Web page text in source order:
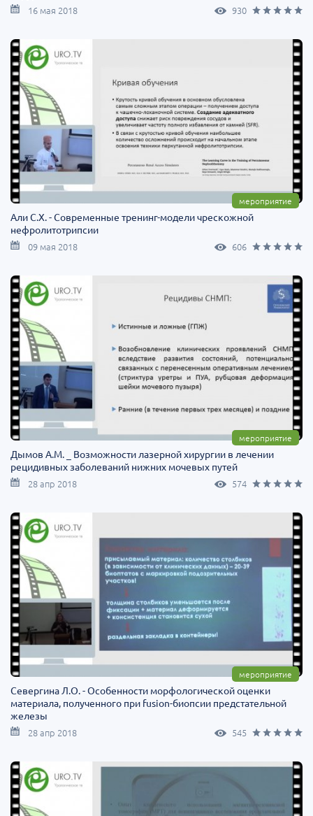
16 мая 2018 930
мероприятие
Али С.Х. - Современные тренинг-модели чрескожной
нефролитотрипсии
09 мая 2018 606
мероприятие
Дымов А.М. _ Возможности лазерной хирургии в лечении
рецидивных заболеваний нижних мочевых путей
28 апр 2018 574
мероприятие
Севергина Л.О. - Особенности морфологической оценки
материала, полученного при fusion-биопсии предстательной
железы
28 апр 2018 545